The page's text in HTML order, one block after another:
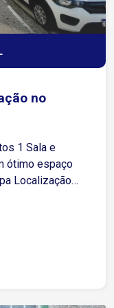
no
1 Sala e
ótimo espaço
Vergueiro
fluxo de